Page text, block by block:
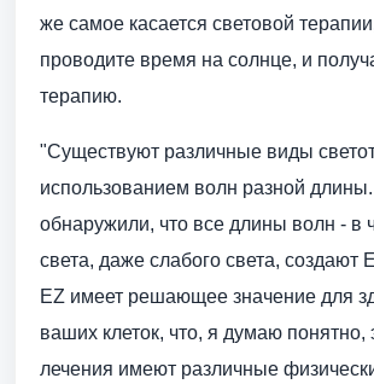
же самое касается световой
проводите время на солнце, и
терапию.
"Существуют различные виды
использованием волн разной
обнаружили, что все длины волн - в
света, даже слабого света, создают
EZ имеет решающее значение для
ваших клеток, что, я думаю понятно,
лечения имеют различные